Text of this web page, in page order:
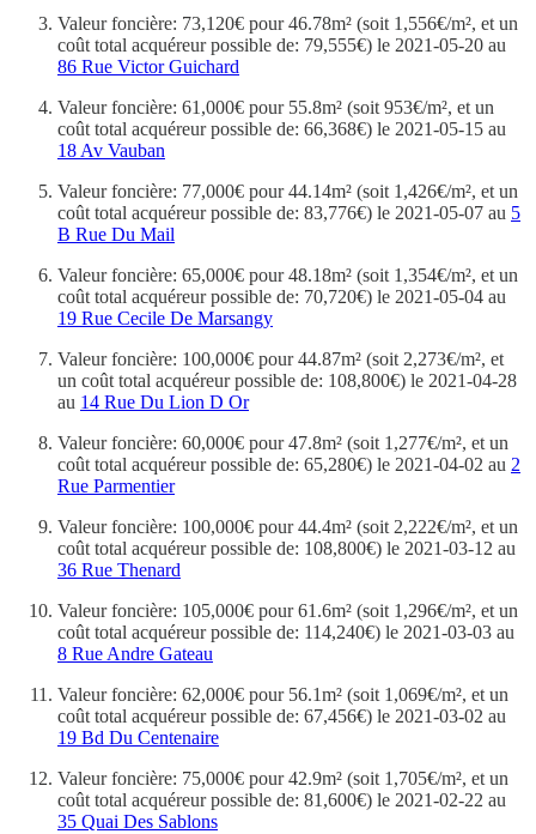
Valeur foncière: 73,120€ pour 46.78m² (soit 1,556€/m², et un
coût total acquéreur possible de: 79,555€) le 2021-05-20 au
86 Rue Victor Guichard
Valeur foncière: 61,000€ pour 55.8m² (soit 953€/m², et un
coût total acquéreur possible de: 66,368€) le 2021-05-15 au
18 Av Vauban
Valeur foncière: 77,000€ pour 44.14m² (soit 1,426€/m², et un
coût total acquéreur possible de: 83,776€) le 2021-05-07 au 5
B Rue Du Mail
Valeur foncière: 65,000€ pour 48.18m² (soit 1,354€/m², et un
coût total acquéreur possible de: 70,720€) le 2021-05-04 au
19 Rue Cecile De Marsangy
Valeur foncière: 100,000€ pour 44.87m² (soit 2,273€/m², et
un coût total acquéreur possible de: 108,800€) le 2021-04-28
au 14 Rue Du Lion D Or
Valeur foncière: 60,000€ pour 47.8m² (soit 1,277€/m², et un
coût total acquéreur possible de: 65,280€) le 2021-04-02 au 2
Rue Parmentier
Valeur foncière: 100,000€ pour 44.4m² (soit 2,222€/m², et un
coût total acquéreur possible de: 108,800€) le 2021-03-12 au
36 Rue Thenard
Valeur foncière: 105,000€ pour 61.6m² (soit 1,296€/m², et un
coût total acquéreur possible de: 114,240€) le 2021-03-03 au
8 Rue Andre Gateau
Valeur foncière: 62,000€ pour 56.1m² (soit 1,069€/m², et un
coût total acquéreur possible de: 67,456€) le 2021-03-02 au
19 Bd Du Centenaire
Valeur foncière: 75,000€ pour 42.9m² (soit 1,705€/m², et un
coût total acquéreur possible de: 81,600€) le 2021-02-22 au
35 Quai Des Sablons